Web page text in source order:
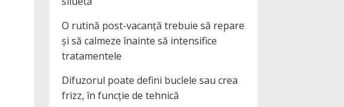
O rutină post-vacanță trebuie să repare
și să calmeze înainte să intensifice
tratamentele
Difuzorul poate defini buclele sau crea
frizz, în funcție de tehnică